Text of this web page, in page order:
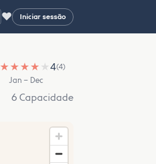
♥ Iniciar sessão
★ ★ ★ ★ ★4(4)
Jan – Dec
6 Capacidade